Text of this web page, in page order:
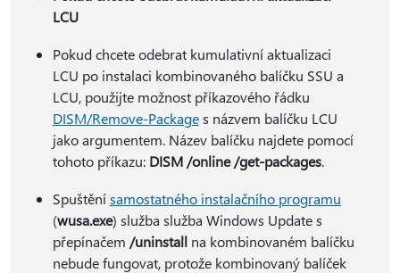
LCU
Pokud chcete odebrat kumulativní aktualizaci
LCU po instalaci kombinovaného balíčku SSU a
LCU, použijte možnost příkazového řádku
DISM/Remove-Packages názvem balíčku LCU
jako argumentem. Název balíčku najdete pomocí
tohoto příkazu: DISM /online /get-packages.
Spuštěnísamostatného instalačního programu
(wusa.exe) služba služba Windows Update s
přepínačem /uninstallna kombinovaném balíčku
nebude fungovat, protože kombinovaný balíček